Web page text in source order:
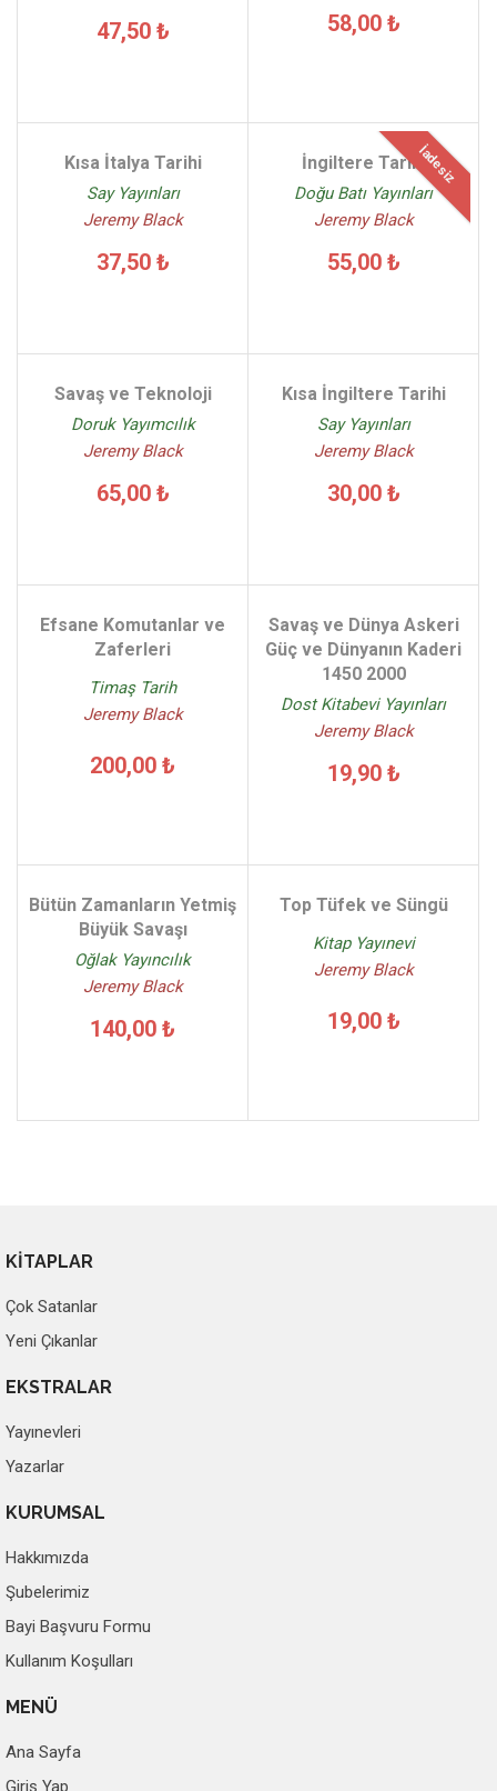
47,50 ₺ 58,00 ₺
Kısa İtalya Tarihi
Say Yayınları
Jeremy Black
37,50 ₺
İadesiz
İngiltere Tarihi
Doğu Batı Yayınları
Jeremy Black
55,00 ₺
Savaş ve Teknoloji
Doruk Yayımcılık
Jeremy Black
65,00 ₺
Kısa İngiltere Tarihi
Say Yayınları
Jeremy Black
30,00 ₺
Efsane Komutanlar ve
Zaferleri
Timaş Tarih
Jeremy Black
200,00 ₺
Savaş ve Dünya Askeri
Güç ve Dünyanın Kaderi
1450 2000
Dost Kitabevi Yayınları
Jeremy Black
19,90 ₺
Bütün Zamanların Yetmiş
Büyük Savaşı
Oğlak Yayıncılık
Jeremy Black
140,00 ₺
Top Tüfek ve Süngü
Kitap Yayınevi
Jeremy Black
19,00 ₺
KİTAPLAR
Çok Satanlar
Yeni Çıkanlar
EKSTRALAR
Yayınevleri
Yazarlar
KURUMSAL
Hakkımızda
Şubelerimiz
Bayi Başvuru Formu
Kullanım Koşulları
MENÜ
Ana Sayfa
Giriş Yap